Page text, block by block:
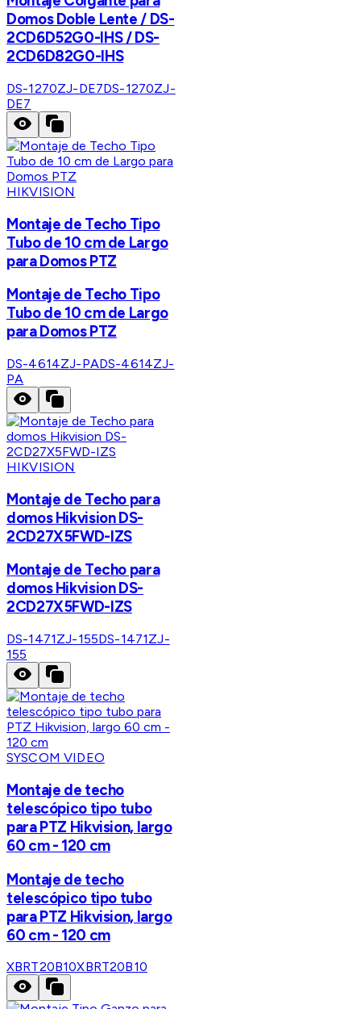
Domos Doble Lente / DS-
2CD6D52G0-IHS / DS-
2CD6D82G0-IHS
DS-1270ZJ-DE7DS-1270ZJ-
DE7
HIKVISION
Montaje de Techo Tipo
Tubo de 10 cm de Largo
para Domos PTZ
Montaje de Techo Tipo
Tubo de 10 cm de Largo
para Domos PTZ
DS-4614ZJ-PADS-4614ZJ-
PA
HIKVISION
Montaje de Techo para
domos Hikvision DS-
2CD27X5FWD-IZS
Montaje de Techo para
domos Hikvision DS-
2CD27X5FWD-IZS
DS-1471ZJ-155DS-1471ZJ-
155
SYSCOM VIDEO
Montaje de techo
telescópico tipo tubo
para PTZ Hikvision, largo
60 cm - 120 cm
Montaje de techo
telescópico tipo tubo
para PTZ Hikvision, largo
60 cm - 120 cm
XBRT20B10XBRT20B10